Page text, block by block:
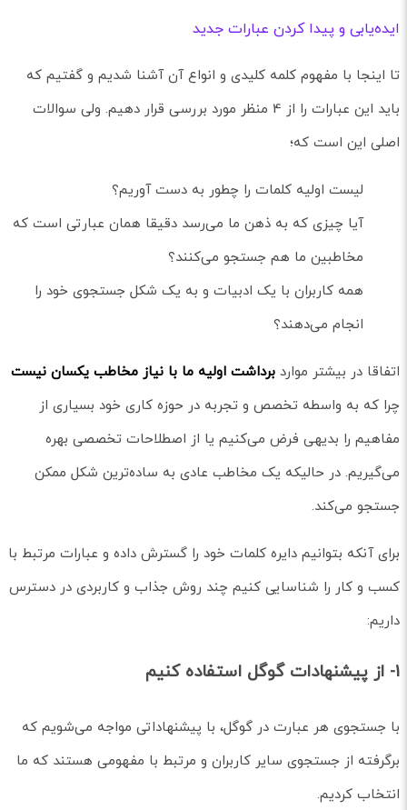
ایده‌یابی و پیدا کردن عبارات جدید
تا اینجا با مفهوم کلمه کلیدی و انواع آن آشنا شدیم و گفتیم که
باید این عبارات را از 4 منظر مورد بررسی قرار دهیم. ولی سوالات
اصلی این است که؛
لیست اولیه کلمات را چطور به دست آوریم؟
آیا چیزی که به ذهن ما می‌رسد دقیقا همان عبارتی است که
مخاطبین ما هم جستجو می‌کنند؟
همه کاربران با یک ادبیات و به یک شکل جستجوی خود را
انجام می‌دهند؟
اتفاقا در بیشتر موارد برداشت اولیه ما با نیاز مخاطب یکسان نیست
چرا که به واسطه تخصص و تجربه در حوزه کاری خود بسیاری از
مفاهیم را بدیهی فرض می‌کنیم یا از اصطلاحات تخصصی بهره
می‌گیریم. در حالیکه یک مخاطب عادی به ساده‌ترین شکل ممکن
جستجو می‌کند.
برای آنکه بتوانیم دایره کلمات خود را گسترش داده و عبارات مرتبط با
کسب و کار را شناسایی کنیم چند روش جذاب و کاربردی در دسترس
داریم:
1- از پیشنهادات گوگل استفاده کنیم
با جستجوی هر عبارت در گوگل، با پیشنهاداتی مواجه می‌شویم که
برگرفته از جستجوی سایر کاربران و مرتبط با مفهومی هستند که ما
انتخاب کردیم.